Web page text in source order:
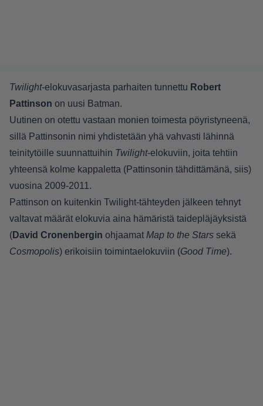
Twilight-elokuvasarjasta parhaiten tunnettu Robert
Pattinson on uusi Batman.
Uutinen on otettu vastaan monien toimesta pöyristyneenä,
sillä Pattinsonin nimi yhdistetään yhä vahvasti lähinnä
teinitytöille suunnattuihin Twilight-elokuviin, joita tehtiin
yhteensä kolme kappaletta (Pattinsonin tähdittämänä, siis)
vuosina 2009-2011.
Pattinson on kuitenkin Twilight-tähteyden jälkeen tehnyt
valtavat määrät elokuvia aina hämäristä taidepläjäyksistä
(David Cronenbergin ohjaamat Map to the Stars sekä
Cosmopolis) erikoisiin toimintaelokuviin (Good Time).